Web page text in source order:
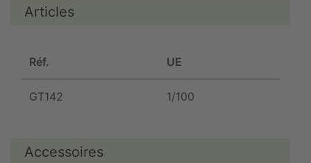
Articles
Réf. UE
GT142 1/100
Accessoires